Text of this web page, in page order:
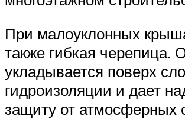
При малоуклонных
также гибкая черепица.
укладывается поверх
гидроизоляции и дает
защиту от атмосферных